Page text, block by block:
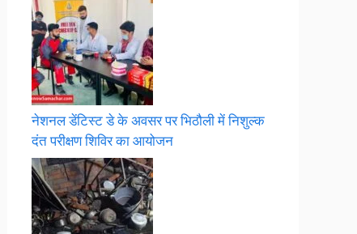
नेशनल डेंटिस्ट डे के अवसर पर भिठौली में निशुल्क
दंत परीक्षण शिविर का आयोजन